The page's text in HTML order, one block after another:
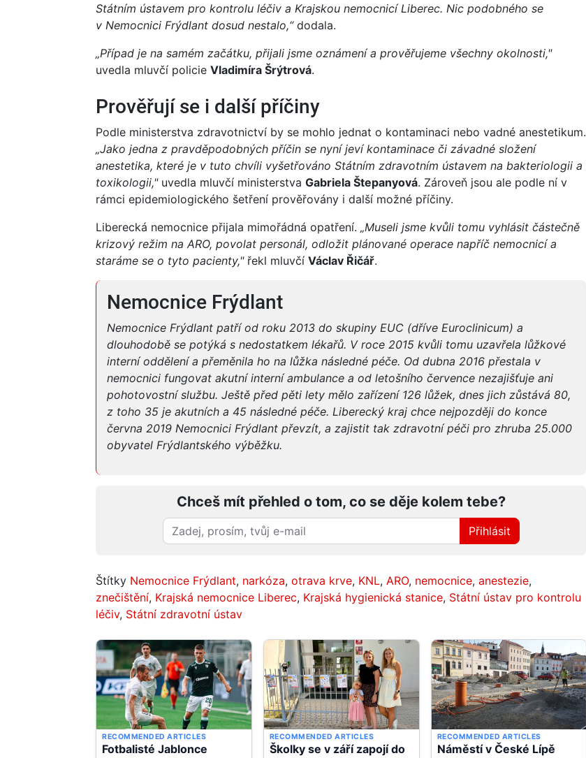
Státním ústavem pro kontrolu léčiv a Krajskou nemocnicí Liberec. Nic podobného se
v Nemocnici Frýdlant dosud nestalo,“dodala.
„Případ je na samém začátku, přijali jsme oznámení a prověřujeme všechny okolnosti,"
uvedla mluvčí policie Vladimíra Šrýtrová.
Prověřují se i další příčiny
Podle ministerstva zdravotnictví by se mohlo jednat o kontaminaci nebo vadné anestetikum.
„Jako jedna z pravděpodobných příčin se nyní jeví kontaminace či závadné složení
anestetika, které je v tuto chvíli vyšetřováno Státním zdravotním ústavem na bakteriologii a
toxikologii,"uvedla mluvčí ministerstva Gabriela Štepanyová. Zároveň jsou ale podle ní v
rámci epidemiologického šetření prověřovány i další možné příčiny.
Liberecká nemocnice přijala mimořádná opatření. „Museli jsme kvůli tomu vyhlásit částečně
krizový režim na ARO, povolat personál, odložit plánované operace napříč nemocnicí a
staráme se o tyto pacienty,"řekl mluvčí Václav Řičář.
Nemocnice Frýdlant
Nemocnice Frýdlant patří od roku 2013 do skupiny EUC (dříve Euroclinicum) a
dlouhodobě se potýká s nedostatkem lékařů. V roce 2015 kvůli tomu uzavřela lůžkové
interní oddělení a přeměnila ho na lůžka následné péče. Od dubna 2016 přestala v
nemocnici fungovat akutní interní ambulance a od letošního července nezajišťuje ani
pohotovostní službu. Ještě před pěti lety mělo zařízení 126 lůžek, dnes jich zůstává 80,
z toho 35 je akutních a 45 následné péče. Liberecký kraj chce nejpozději do konce
června 2019 Nemocnici Frýdlant převzít, a zajistit tak zdravotní péči pro zhruba 25.000
obyvatel Frýdlantského výběžku.
Chceš mít přehled o tom, co se děje kolem tebe?
Přihlásit
Štítky Nemocnice Frýdlant, narkóza, otrava krve, KNL, ARO, nemocnice, anestezie,
znečištění, Krajská nemocnice Liberec, Krajská hygienická stanice, Státní ústav pro kontrolu
léčiv, Státní zdravotní ústav